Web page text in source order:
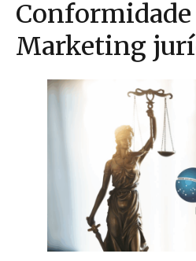
Conformidade
Marketing